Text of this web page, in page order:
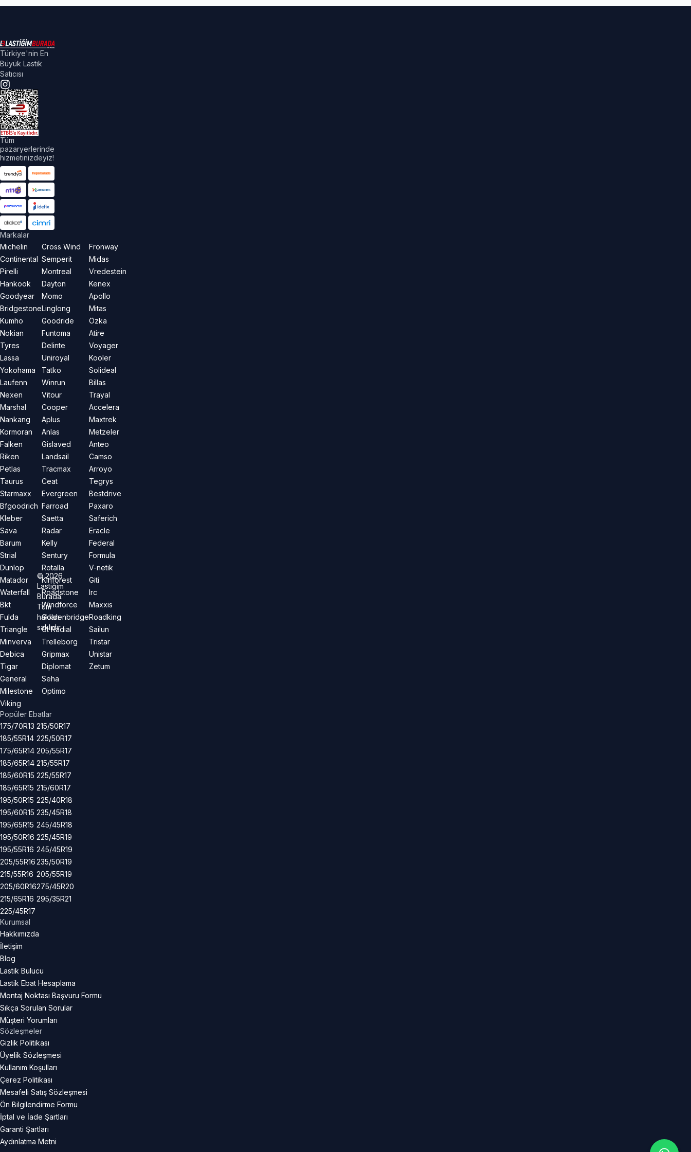
Türkiye'nin En
Büyük Lastik
Satıcısı
Tüm
pazaryerlerinde
hizmetinizdeyiz!
Markalar
Michelin
Continental
Pirelli
Hankook
Goodyear
Bridgestone
Kumho
Nokian
Tyres
Lassa
Yokohama
Laufenn
Nexen
Marshal
Nankang
Kormoran
Falken
Riken
Petlas
Taurus
Starmaxx
Bfgoodrich
Kleber
Sava
Barum
Strial
Dunlop
Matador
Waterfall
Bkt
Fulda
Triangle
Minverva
Debica
Tigar
General
Milestone
Viking
Cross Wind
Semperit
Montreal
Dayton
Momo
Linglong
Goodride
Funtoma
Delinte
Uniroyal
Tatko
Winrun
Vitour
Cooper
Aplus
Anlas
Gislaved
Landsail
Tracmax
Ceat
Evergreen
Farroad
Saetta
Radar
Kelly
Sentury
Rotalla
Kinforest
Roadstone
Windforce
Goldenbridge
Gt Radial
Trelleborg
Gripmax
Diplomat
Seha
Optimo
Fronway
Midas
Vredestein
Kenex
Apollo
Mitas
Özka
Atire
Voyager
Kooler
Solideal
Billas
Trayal
Accelera
Maxtrek
Metzeler
Anteo
Camso
Arroyo
Tegrys
Bestdrive
Paxaro
Saferich
Eracle
Federal
Formula
V-netik
Giti
Irc
Maxxis
Roadking
Sailun
Tristar
Unistar
Zetum
Popüler Ebatlar
175/70R13
185/55R14
175/65R14
185/65R14
185/60R15
185/65R15
195/50R15
195/60R15
195/65R15
195/50R16
195/55R16
205/55R16
215/55R16
205/60R16
215/65R16
225/45R17
215/50R17
225/50R17
205/55R17
215/55R17
225/55R17
215/60R17
225/40R18
235/45R18
245/45R18
225/45R19
245/45R19
235/50R19
205/55R19
275/45R20
295/35R21
Kurumsal
Hakkımızda
İletişim
Blog
Lastik Bulucu
Lastik Ebat Hesaplama
Montaj Noktası Başvuru Formu
Sıkça Sorulan Sorular
Müşteri Yorumları
Sözleşmeler
Gizlik Politikası
Üyelik Sözleşmesi
Kullanım Koşulları
Çerez Politikası
Mesafeli Satış Sözleşmesi
Ön Bilgilendirme Formu
İptal ve İade Şartları
Garanti Şartları
Aydınlatma Metni
©2026
Lastiğim
Burada.
Tüm
hakları
saklıdır.